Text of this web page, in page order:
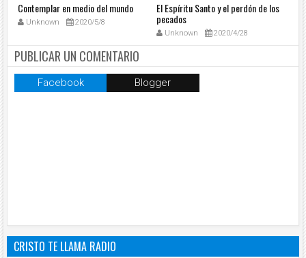
Contemplar en medio del mundo
Unknown 2020/5/8
El Espíritu Santo y el perdón de los
pecados
Unknown 2020/4/28
PUBLICAR UN COMENTARIO
Facebook Blogger
CRISTO TE LLAMA RADIO